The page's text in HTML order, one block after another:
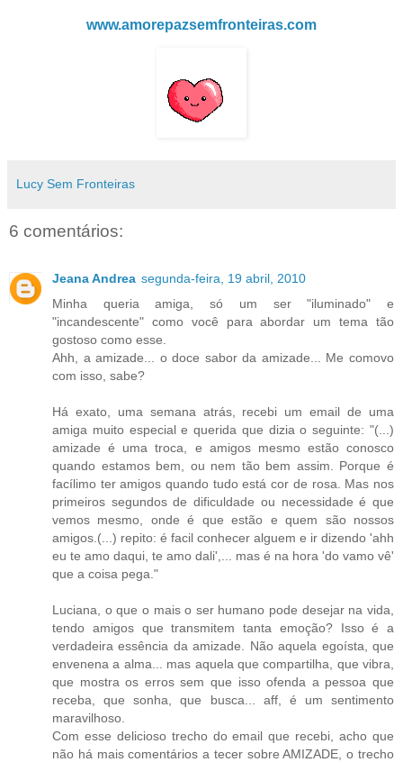
www.amorepazsemfronteiras.com
Lucy Sem Fronteiras
6 comentários:
Jeana Andrea segunda-feira, 19 abril, 2010
Minha queria amiga, só um ser "iluminado" e
"incandescente" como você para abordar um tema tão
gostoso como esse.
Ahh, a amizade... o doce sabor da amizade... Me comovo
com isso, sabe?
Há exato, uma semana atrás, recebi um email de uma
amiga muito especial e querida que dizia o seguinte: "(...)
amizade é uma troca, e amigos mesmo estão conosco
quando estamos bem, ou nem tão bem assim. Porque é
facílimo ter amigos quando tudo está cor de rosa. Mas nos
primeiros segundos de dificuldade ou necessidade é que
vemos mesmo, onde é que estão e quem são nossos
amigos.(...) repito: é facil conhecer alguem e ir dizendo 'ahh
eu te amo daqui, te amo dali',... mas é na hora 'do vamo vê'
que a coisa pega."
Luciana, o que o mais o ser humano pode desejar na vida,
tendo amigos que transmitem tanta emoção? Isso é a
verdadeira essência da amizade. Não aquela egoísta, que
envenena a alma... mas aquela que compartilha, que vibra,
que mostra os erros sem que isso ofenda a pessoa que
receba, que sonha, que busca... aff, é um sentimento
maravilhoso.
Com esse delicioso trecho do email que recebi, acho que
não há mais comentários a tecer sobre AMIZADE, o trecho